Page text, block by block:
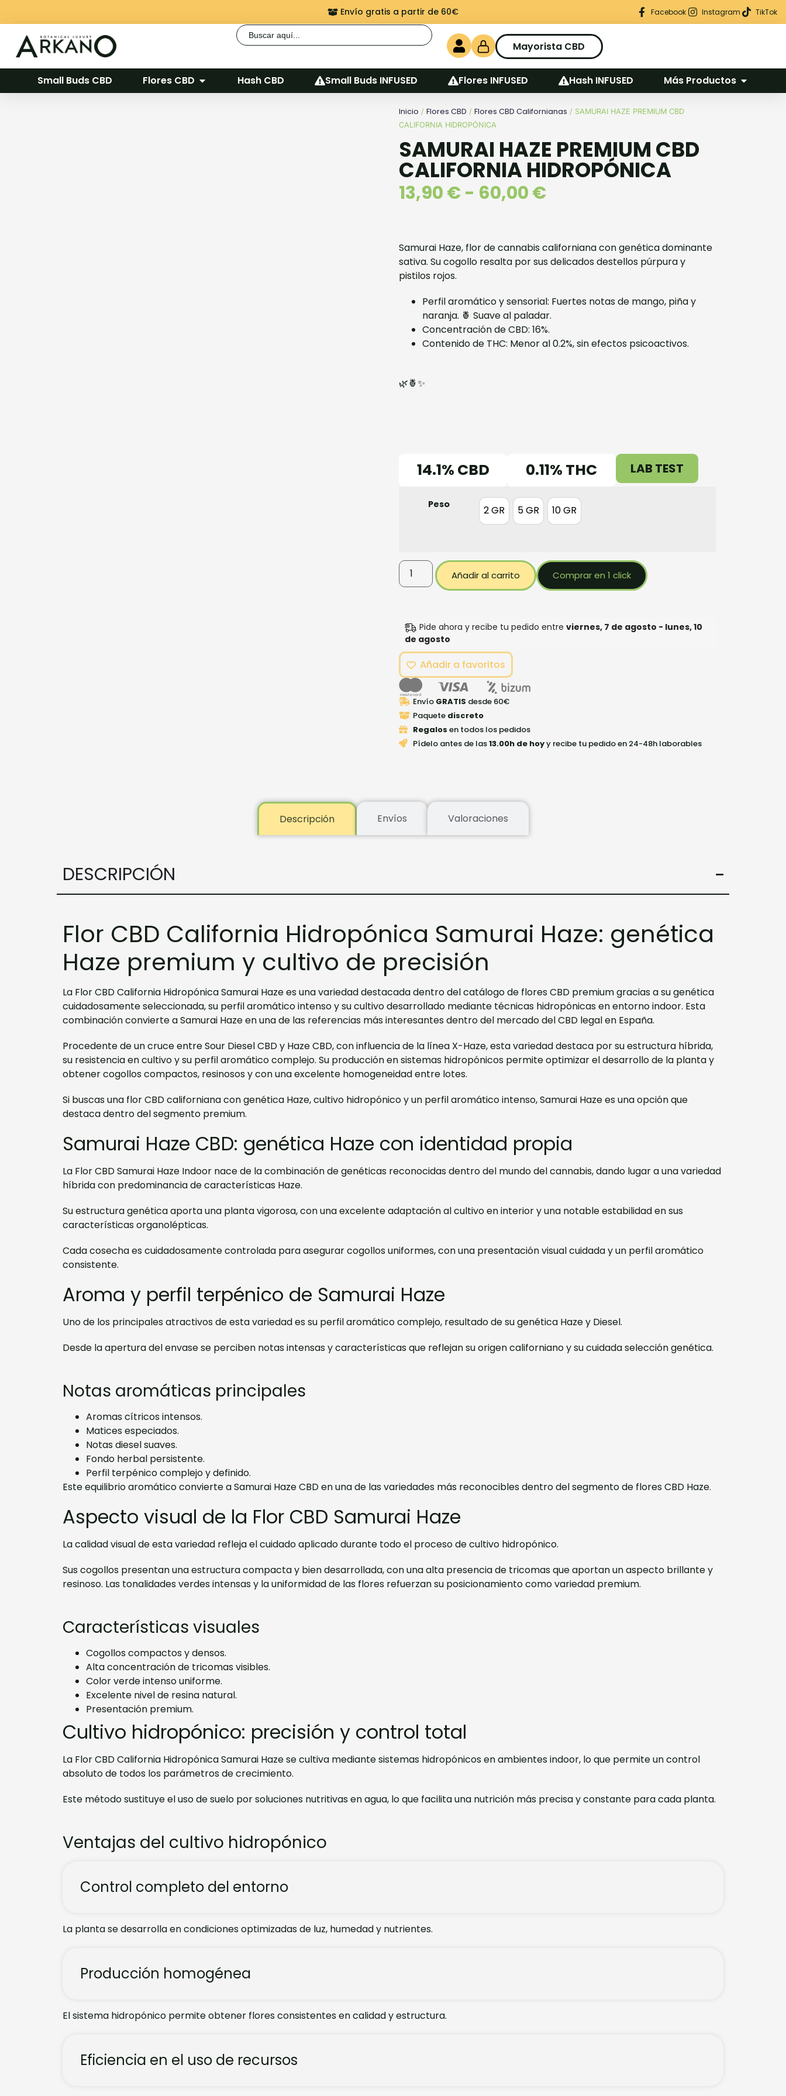
Envío gratis a partir de 60€ Regalo seguro en cada pedidoFacebook Instagram TikTok
Mayorista CBD
Buscar:
Small Buds CBD Flores CBD Hash CBD Small Buds INFUSED Flores INFUSED Hash INFUSED Más Productos
Inicio / Flores CBD / Flores CBD Californianas / SAMURAI HAZE PREMIUM CBD
CALIFORNIA HIDROPÓNICA
SAMURAI HAZE PREMIUM CBD
CALIFORNIA HIDROPÓNICA
13,90€- 60,00€
Samurai Haze, flor de cannabis californiana con genética dominante
sativa. Su cogollo resalta por sus delicados destellos púrpura y
pistilos rojos.
Perfil aromático y sensorial: Fuertes notas de mango, piña y
naranja. 🍍 Suave al paladar.
Concentración de CBD: 16%.
Contenido de THC: Menor al 0.2%, sin efectos psicoactivos.
🌿🍍✨
14.1% CBD 0.11% THC LAB TEST
Peso 2 GR
2 GR
5 GR
5 GR
10 GR
10 GR
Añadir al carrito Comprar en 1 click
Pide ahora y recibe tu pedido entre viernes, 7 de agosto - lunes, 10
de agosto
Añadir a favoritos
Envío GRATIS desde 60€
Paquete discreto
Regalos en todos los pedidos
Pídelo antes de las13.00h de hoyy recibe tu pedido en 24-48h laborables
Descripción Envíos Valoraciones
DESCRIPCIÓN
Flor CBD California Hidropónica Samurai Haze: genética
Haze premium y cultivo de precisión
La Flor CBD California Hidropónica Samurai Haze es una variedad destacada dentro del catálogo de flores CBD premium gracias a su genética
cuidadosamente seleccionada, su perfil aromático intenso y su cultivo desarrollado mediante técnicas hidropónicas en entorno indoor. Esta
combinación convierte a Samurai Haze en una de las referencias más interesantes dentro del mercado del CBD legal en España.
Procedente de un cruce entre Sour Diesel CBD y Haze CBD, con influencia de la línea X-Haze, esta variedad destaca por su estructura híbrida,
su resistencia en cultivo y su perfil aromático complejo. Su producción en sistemas hidropónicos permite optimizar el desarrollo de la planta y
obtener cogollos compactos, resinosos y con una excelente homogeneidad entre lotes.
Si buscas una flor CBD californiana con genética Haze, cultivo hidropónico y un perfil aromático intenso, Samurai Haze es una opción que
destaca dentro del segmento premium.
Samurai Haze CBD: genética Haze con identidad propia
La Flor CBD Samurai Haze Indoor nace de la combinación de genéticas reconocidas dentro del mundo del cannabis, dando lugar a una variedad
híbrida con predominancia de características Haze.
Su estructura genética aporta una planta vigorosa, con una excelente adaptación al cultivo en interior y una notable estabilidad en sus
características organolépticas.
Cada cosecha es cuidadosamente controlada para asegurar cogollos uniformes, con una presentación visual cuidada y un perfil aromático
consistente.
Aroma y perfil terpénico de Samurai Haze
Uno de los principales atractivos de esta variedad es su perfil aromático complejo, resultado de su genética Haze y Diesel.
Desde la apertura del envase se perciben notas intensas y características que reflejan su origen californiano y su cuidada selección genética.
Notas aromáticas principales
Aromas cítricos intensos.
Matices especiados.
Notas diesel suaves.
Fondo herbal persistente.
Perfil terpénico complejo y definido.
Este equilibrio aromático convierte a Samurai Haze CBD en una de las variedades más reconocibles dentro del segmento de flores CBD Haze.
Aspecto visual de la Flor CBD Samurai Haze
La calidad visual de esta variedad refleja el cuidado aplicado durante todo el proceso de cultivo hidropónico.
Sus cogollos presentan una estructura compacta y bien desarrollada, con una alta presencia de tricomas que aportan un aspecto brillante y
resinoso. Las tonalidades verdes intensas y la uniformidad de las flores refuerzan su posicionamiento como variedad premium.
Características visuales
Cogollos compactos y densos.
Alta concentración de tricomas visibles.
Color verde intenso uniforme.
Excelente nivel de resina natural.
Presentación premium.
Cultivo hidropónico: precisión y control total
La Flor CBD California Hidropónica Samurai Haze se cultiva mediante sistemas hidropónicos en ambientes indoor, lo que permite un control
absoluto de todos los parámetros de crecimiento.
Este método sustituye el uso de suelo por soluciones nutritivas en agua, lo que facilita una nutrición más precisa y constante para cada planta.
Ventajas del cultivo hidropónico
Control completo del entorno
La planta se desarrolla en condiciones optimizadas de luz, humedad y nutrientes.
Producción homogénea
El sistema hidropónico permite obtener flores consistentes en calidad y estructura.
Eficiencia en el uso de recursos